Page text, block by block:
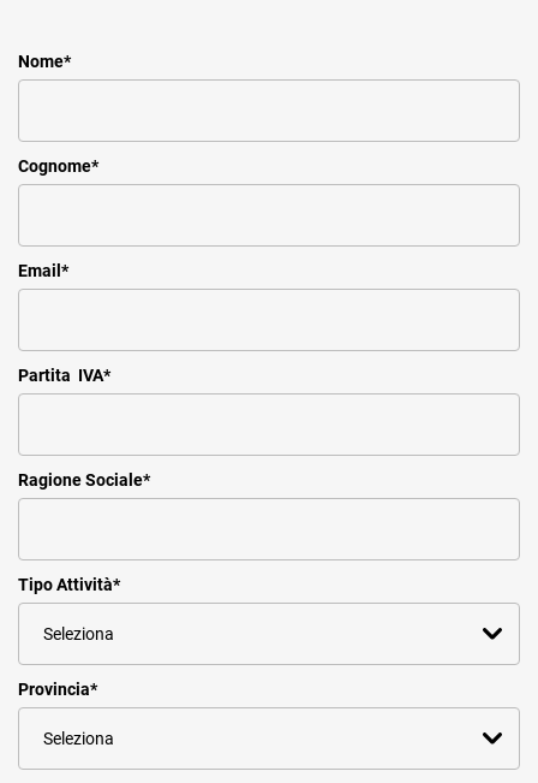
Nome*
Cognome*
Email *
Partita IVA*
Ragione Sociale*
Tipo Attività*
Provincia*